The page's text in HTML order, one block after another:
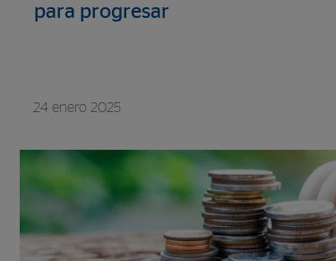
para progresar
24 enero 2025